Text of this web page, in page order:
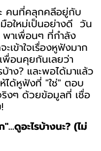
คนที่คลุกคลีอยู่กับ
อใหม่เป็นอย่างดี วัน
พาเพื่อนๆ ที่กำลัง
เข้าใจเรื่องหูฟังมาก
อนคุยกันเลยว่า
าง? และพอได้มาแล้ว
ห้ได้หูฟังที่ "ใช่" ตอบ
ริงๆ ด้วยข้อมูลที่ เชื่อ
ดูอะไรบ้างนะ? (ไม่